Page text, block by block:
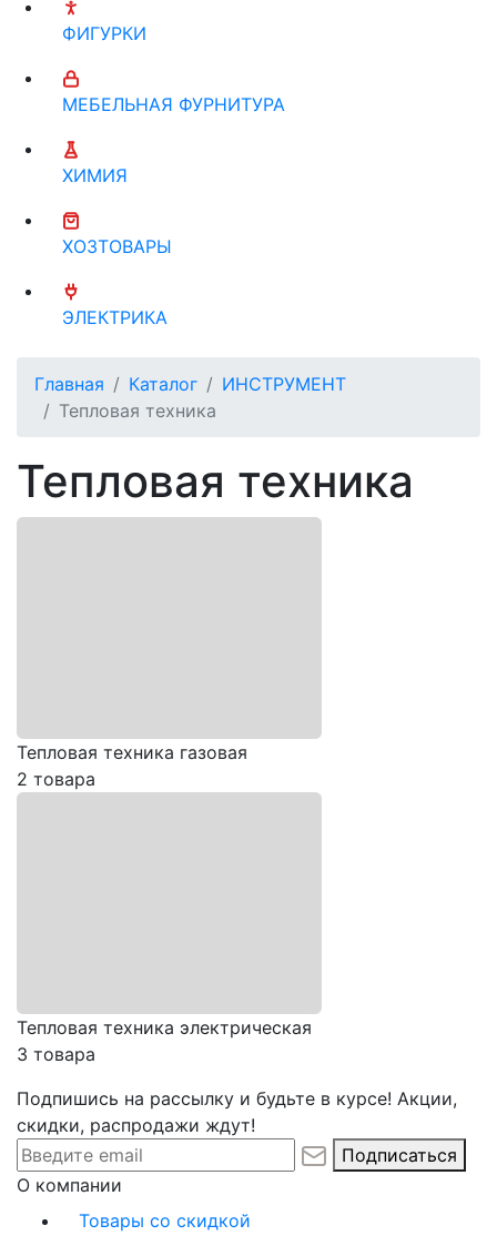
ФИГУРКИ
МЕБЕЛЬНАЯ ФУРНИТУРА
ХИМИЯ
ХОЗТОВАРЫ
ЭЛЕКТРИКА
Главная Каталог
ИНСТРУМЕНТ
Тепловая техника
Тепловая техника
Тепловая техника газовая
2 товара
Тепловая техника электрическая
3 товара
Подпишись на рассылку и будьте в курсе! Акции,
скидки, распродажи ждут!
Подписаться
О компании
Товары со скидкой